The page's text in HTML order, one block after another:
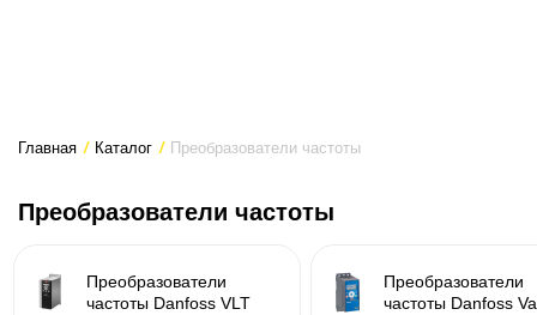
Главная / Каталог / Преобразователи частоты
Преобразователи частоты
Преобразователи
частоты Danfoss VLT
Преобразователи
частоты Danfoss